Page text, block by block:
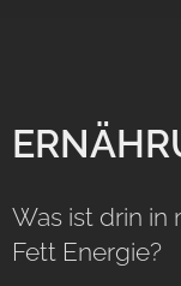
Was ist drin in
Fett Energie?